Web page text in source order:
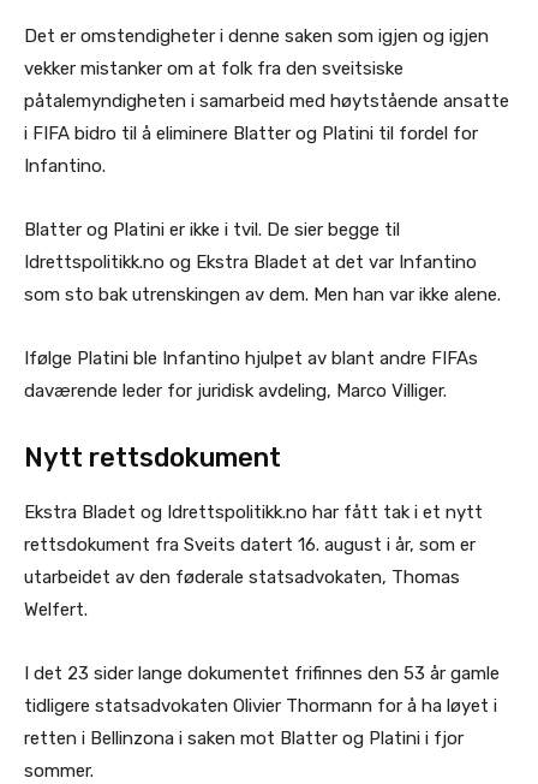
Det er omstendigheter i denne saken som igjen og igjen
vekker mistanker om at folk fra den sveitsiske
påtalemyndigheten i samarbeid med høytstående ansatte
i FIFA bidro til å eliminere Blatter og Platini til fordel for
Infantino.
Blatter og Platini er ikke i tvil. De sier begge til
Idrettspolitikk.no og Ekstra Bladet at det var Infantino
som sto bak utrenskingen av dem. Men han var ikke alene.
Ifølge Platini ble Infantino hjulpet av blant andre FIFAs
daværende leder for juridisk avdeling, Marco Villiger.
Nytt rettsdokument
Ekstra Bladet og Idrettspolitikk.no har fått tak i et nytt
rettsdokument fra Sveits datert 16. august i år, som er
utarbeidet av den føderale statsadvokaten, Thomas
Welfert.
I det 23 sider lange dokumentet frifinnes den 53 år gamle
tidligere statsadvokaten Olivier Thormann for å ha løyet i
retten i Bellinzona i saken mot Blatter og Platini i fjor
sommer.